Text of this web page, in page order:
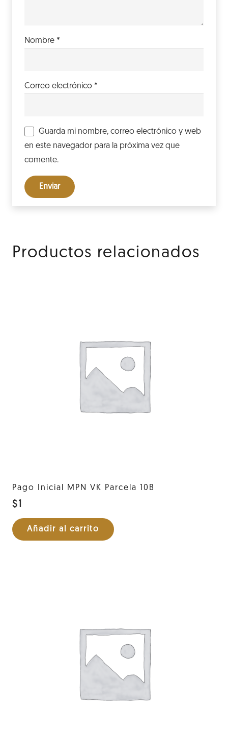
Nombre *
Correo electrónico *
Guarda mi nombre, correo electrónico y web
en este navegador para la próxima vez que
comente.
Productos relacionados
Pago Inicial MPN VK Parcela 10B
$1
Añadir al carrito